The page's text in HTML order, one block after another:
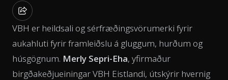
VBH er heildsali og sérfræðingsvörumerki fyrir
aukahluti fyrir framleiðslu á gluggum, hurðum og
húsgögnum. Merly Sepri-Eha, yfirmaður
birgðakeðjueiningar VBH Eistlandi, útskýrir hvernig